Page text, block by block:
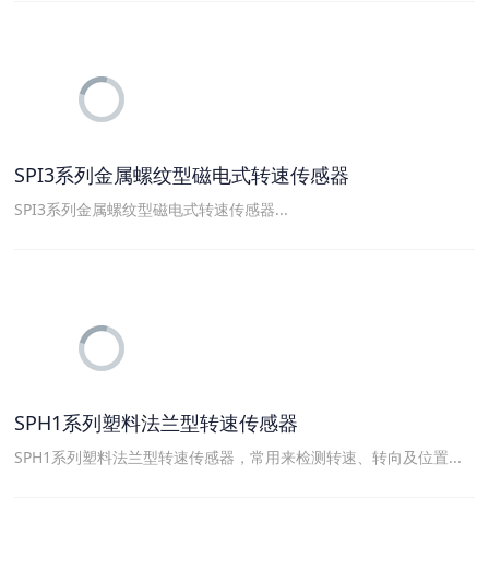
SPI3系列金属螺纹型磁电式转速传感器
SPI3系列金属螺纹型磁电式转速传感器...
SPH1系列塑料法兰型转速传感器
SPH1系列塑料法兰型转速传感器，常用来检测转速、转向及位置...